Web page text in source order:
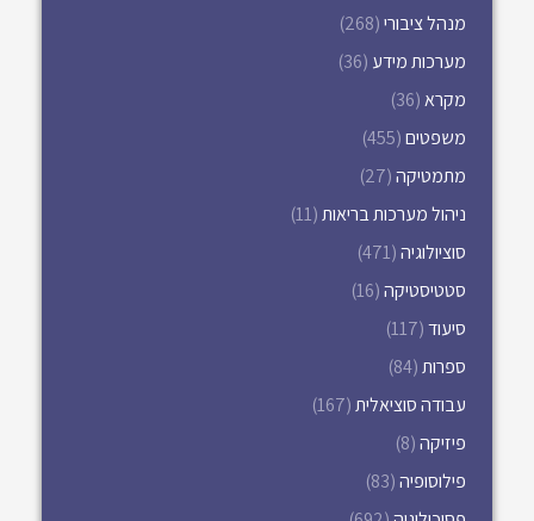
מנהל ציבורי(268)
מערכות מידע (36)
מקרא(36)
משפטים(455)
מתמטיקה(27)
ניהול מערכות בריאות(11)
סוציולוגיה(471)
סטטיסטיקה(16)
סיעוד(117)
ספרות(84)
עבודה סוציאלית(167)
פיזיקה(8)
פילוסופיה(83)